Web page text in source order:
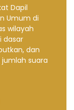
Dapil
Umum di
wilayah
dasar
dan
suara